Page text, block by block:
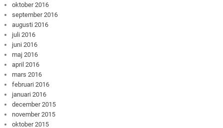
oktober 2016
september 2016
augusti 2016
juli 2016
juni 2016
maj 2016
april 2016
mars 2016
februari 2016
januari 2016
december 2015
november 2015
oktober 2015